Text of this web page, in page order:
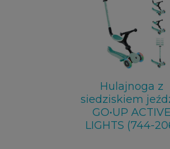
Hulajnoga z
siedziskiem
GO•UP ACTIVE
LIGHTS (744-